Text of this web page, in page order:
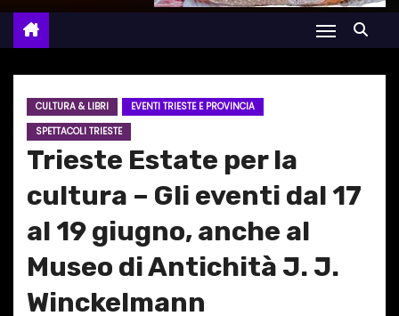
CULTURA & LIBRI
EVENTI TRIESTE E PROVINCIA
SPETTACOLI TRIESTE
Trieste Estate per la
cultura – Gli eventi dal 17
al 19 giugno, anche al
Museo di Antichità J. J.
Winckelmann